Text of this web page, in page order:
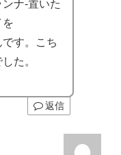
ナ-置いた
を
す。こち
た。
返信